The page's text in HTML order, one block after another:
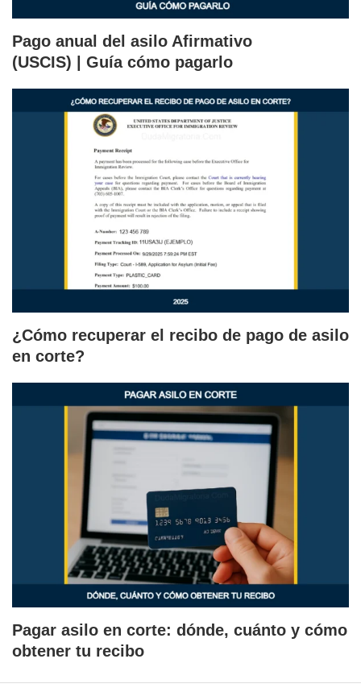
Pago anual del asilo Afirmativo
(USCIS) | Guía cómo pagarlo
¿Cómo recuperar el recibo de pago de asilo
en corte?
Pagar asilo en corte: dónde, cuánto y cómo
obtener tu recibo